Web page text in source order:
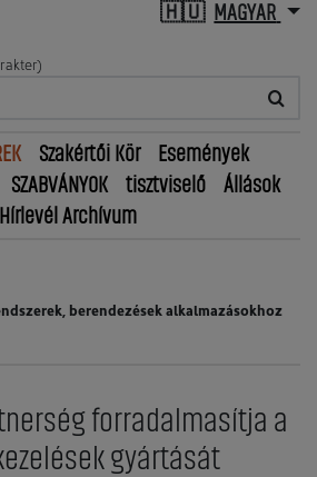
MAGYAR
Szakértői Kör
Események
SZABVÁNYOK tisztviselő
Állások
Hírlevél Archívum
berendezések alkalmazásokhoz
forradalmasítja a
gyártását